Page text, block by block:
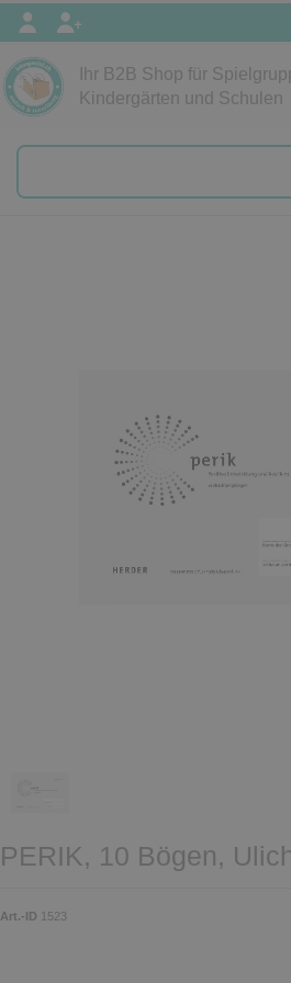
Ihr B2B Shop für
Kindergärten und Schulen
Papeterie
PERIK, 10 Bögen,
Art.-ID 1523